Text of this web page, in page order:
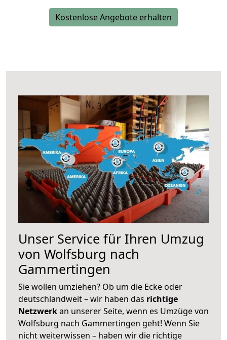
Kostenlose Angebote erhalten
Unser Service für Ihren Umzug
von Wolfsburg nach
Gammertingen
Sie wollen umziehen? Ob um die Ecke oder
deutschlandweit – wir haben das richtige
Netzwerkan unserer Seite, wenn es Umzüge von
Wolfsburg nach Gammertingen geht! Wenn Sie
nicht weiterwissen – haben wir die richtige